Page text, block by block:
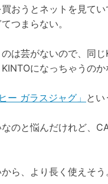
おうとネットを見て
つまらない。
は芸がないので、同
になっちゃうのか
ー ガラスジャグ」 とい
のと悩んだけれど、
ら、より長く使えそう